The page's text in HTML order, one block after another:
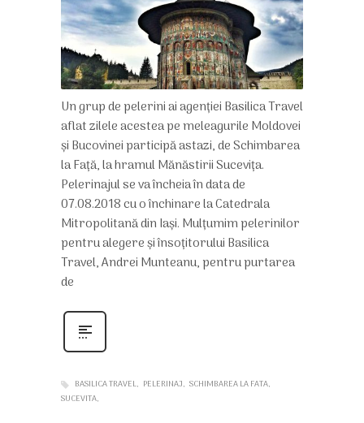
Un grup de pelerini ai agenției Basilica Travel
aflat zilele acestea pe meleagurile Moldovei
și Bucovinei participă astazi, de Schimbarea
la Față, la hramul Mănăstirii Sucevița.
Pelerinajul se va încheia în data de
07.08.2018 cu o închinare la Catedrala
Mitropolitană din Iași. Mulțumim pelerinilor
pentru alegere și însoțitorului Basilica
Travel, Andrei Munteanu, pentru purtarea
de
BASILICA TRAVEL PELERINAJ SCHIMBAREA LA FATA
SUCEVITA